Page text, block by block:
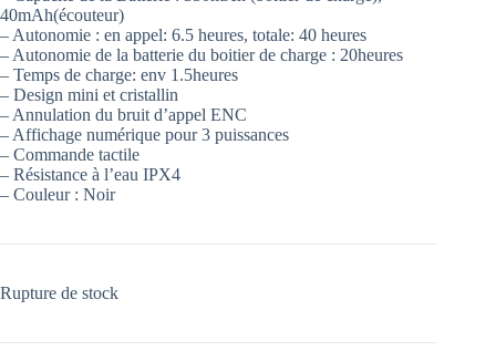
40mAh(écouteur)
– Autonomie : en appel: 6.5 heures, totale: 40 heures
– Autonomie de la batterie du boitier de charge : 20heures
– Temps de charge: env 1.5heures
– Design mini et cristallin
– Annulation du bruit d’appel ENC
– Affichage numérique pour 3 puissances
– Commande tactile
– Résistance à l’eau IPX4
– Couleur : Noir
Rupture de stock